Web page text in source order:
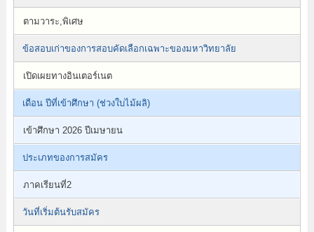
ตามวาระ,พิเศษ
ข้อสอบเก่าของการสอบคัดเลือกเฉพาะของมหาวิทยาลัย
เปิดเผยทางอินเตอร์เนต
เดือน ปีที่เข้าศึกษา (ช่วงใบไม้ผลิ)
เข้าศึกษา 2026 ปีเมษายน
ประเภทของการสมัคร
ภาคเรียนที่2
วันที่เริ่มต้นรับสมัคร